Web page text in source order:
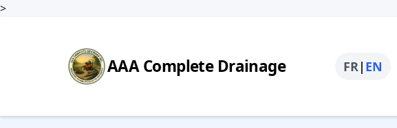
>
AAA Complete Drainage FR| EN